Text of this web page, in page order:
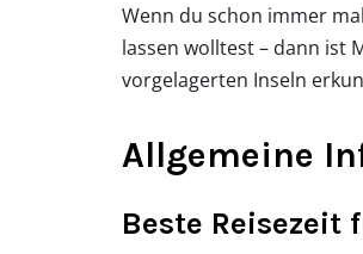
Wenn du schon immer
lassen wolltest – dann ist
vorgelagerten Inseln
Allgemeine
Beste Reisezeit